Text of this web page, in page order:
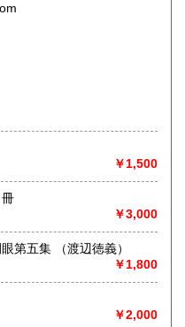
島根県
1,780円
2,020円
長崎県 2,020円
大分県 2,020円
2,020円
）
￥1,500
￥3,000
危機の足音と日本の防衛 防衛開眼第五集 （渡辺徳義）
￥1,800
￥2,000